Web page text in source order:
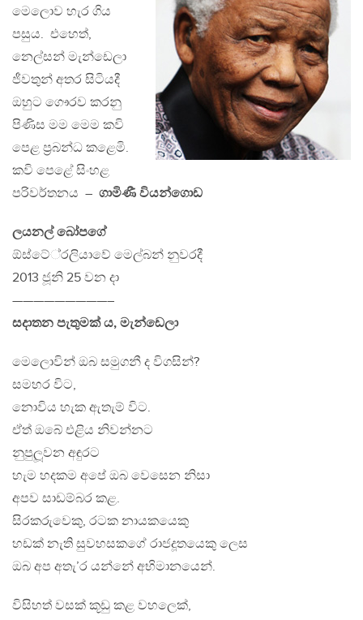
මෙලොව හැර ගිය
පසුය. එහෙත්,
නෙල්සන් මැන්ඩෙලා
ජීවතුන් අතර සිටියදී
ඔහුට ගෞරව කරනු
පිණිස මම මෙම කවි
පෙළ ප‍්‍රබන්ධ කළෙමි.
කවි පෙළේ සිංහළ
පරිවර්තනය – ගාමිණී වියන්ගොඩ
ලයනල් බෝපගේ
ඕස්ටේ‍්‍රලියාවේ මෙල්බන් නුවරදී
2013 ජූනි 25 වන දා
—————————–
සදාතන පැතුමක් ය, මැන්ඩෙලා
මෙලොවින් ඔබ සමුගනී ද විගසින්?
සමහර විට,
නොවිය හැක ඇතැම් විට.
ඒත් ඔබේ එළිය නිවන්නට
නුපුලූවන අඳුරට
හැම හදකම අපේ ඔබ වෙසෙන නිසා
අපව සාඩම්බර කළ.
සිරකරුවෙකු, රටක නායකයෙකු
හඩක් නැති සුවහසකගේ රාජදූතයෙකු ලෙස
ඔබ අප අතැ’ර යන්නේ අභිමානයෙන්.
විසිහත් වසක් කූඩු කළ වහලෙක්,